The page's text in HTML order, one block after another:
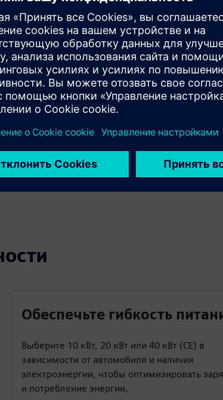
Уменьшите трудозатраты на
установку
Разверните портативное оборудование по
«подключи и работай», чтобы команды могли
начать зарядку без сложных настроек.
Обеспечьте гибкость
Выберите 10 кВт, 20 кВт или 40 кВт (CE) в
зависимости от автомобиля и наличия
электроэнергии, чтобы оптимизировать
и потребление энергии.